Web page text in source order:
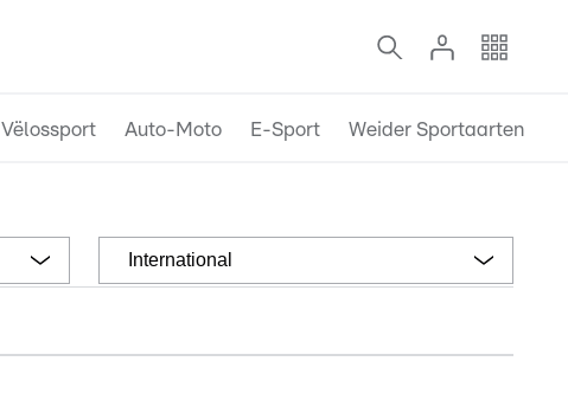
Vëlossport Auto-Moto E-Sport Weider Sportaarten
International